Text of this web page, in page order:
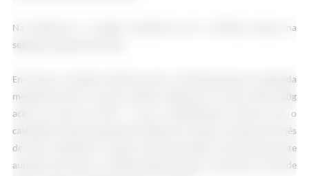
Na Dinamarca a cotação manteve-se em 1,29€/kg carcaça na
segunda quinzena de Maio.
Em França, a cotação manteve-se em 1,433€/kg carcaça na segunda
metade de Maio. Os pesos subiram 600g para 97,7kg e estão 400g
acima do peso de 2025, o que é perfeitamente natural, pois o
calendário francês apresentou feriados em todas as semanas do mês
de Maio, reduzindo o número de dias de abate. É provável que este
aumento dos pesos se reflicta ainda durante o arranque do mês de